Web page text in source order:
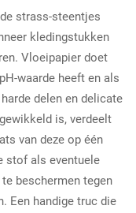
strass-steentjes
kledingstukken
Vloeipapier doet
waarde heeft en als
delen en delicate
is, verdeelt
van deze op één
stof als eventuele
beschermen tegen
Een handige truc die